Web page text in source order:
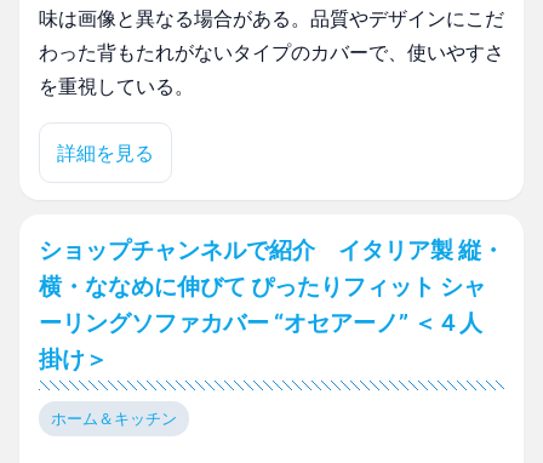
味は画像と異なる場合がある。品質やデザインにこだ
わった背もたれがないタイプのカバーで、使いやすさ
を重視している。
詳細を見る
ショップチャンネルで紹介 イタリア製 縦・
横・ななめに伸びて ぴったりフィット シャ
ーリングソファカバー “オセアーノ” ＜４人
掛け＞
ホーム＆キッチン